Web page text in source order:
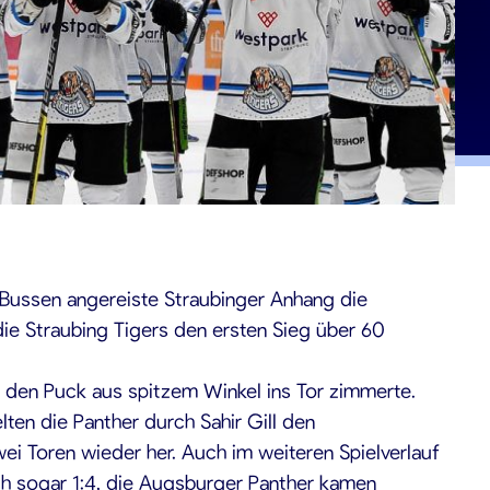
angereiste Straubinger Anhang die
Straubing Tigers den ersten Sieg über 60
Puck aus spitzem Winkel ins Tor zimmerte.
die Panther durch Sahir Gill den
Toren wieder her. Auch im weiteren Spielverlauf
sogar 1:4, die Augsburger Panther kamen